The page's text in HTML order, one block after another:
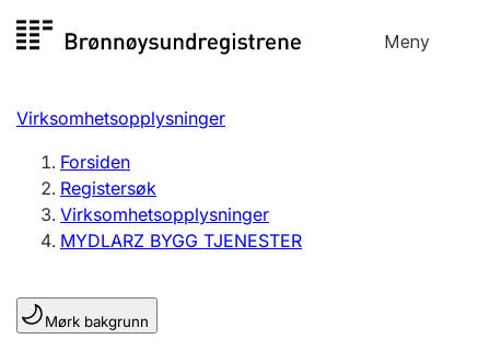
til
Meny
Registersøk
Aksjeselskap
Enkeltpersonforetak
Registrere, endre, slette
Lag og forening
Virksomhetsopplysninger
Forsiden
Registersøk
Virksomhetsopplysninger
MYDLARZ BYGG TJENESTER
Mørk bakgrunn